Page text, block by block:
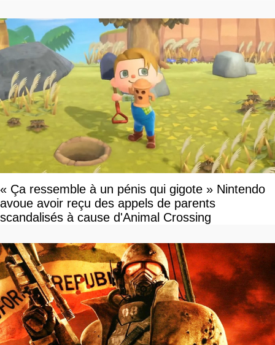
« Ça ressemble à un pénis qui gigote » Nintendo
avoue avoir reçu des appels de parents
scandalisés à cause d'Animal Crossing